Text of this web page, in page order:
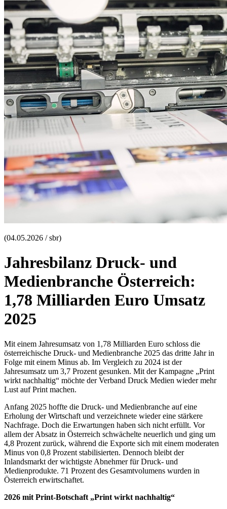
(04.05.2026 / sbr)
Jahresbilanz Druck- und
Medienbranche Österreich:
1,78 Milliarden Euro Umsatz
2025
Mit einem Jahresumsatz von 1,78 Milliarden Euro schloss die
österreichische Druck- und Medienbranche 2025 das dritte Jahr in
Folge mit einem Minus ab. Im Vergleich zu 2024 ist der
Jahresumsatz um 3,7 Prozent gesunken. Mit der Kampagne „Print
wirkt nachhaltig“ möchte der Verband Druck Medien wieder mehr
Lust auf Print machen.
Anfang 2025 hoffte die Druck- und Medienbranche auf eine
Erholung der Wirtschaft und verzeichnete wieder eine stärkere
Nachfrage. Doch die Erwartungen haben sich nicht erfüllt. Vor
allem der Absatz in Österreich schwächelte neuerlich und ging um
4,8 Prozent zurück, während die Exporte sich mit einem moderaten
Minus von 0,8 Prozent stabilisierten. Dennoch bleibt der
Inlandsmarkt der wichtigste Abnehmer für Druck- und
Medienprodukte. 71 Prozent des Gesamtvolumens wurden in
Österreich erwirtschaftet.
2026 mit Print-Botschaft „Print wirkt nachhaltig“